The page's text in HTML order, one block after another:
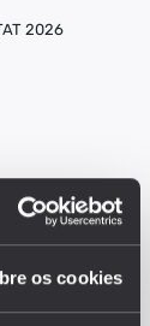
os cookies
2026